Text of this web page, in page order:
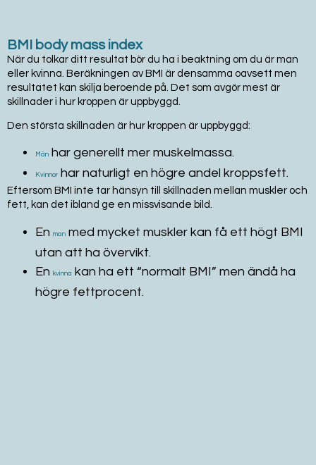
BMI body mass index
När du tolkar ditt resultat bör du ha i beaktning om du är man
eller kvinna. Beräkningen av BMI är densamma oavsett men
resultatet kan skilja beroende på. Det som avgör mest är
skillnader i hur kroppen är uppbyggd.
Den största skillnaden är hur kroppen är uppbyggd:
Män har generellt mer muskelmassa.
Kvinnor har naturligt en högre andel kroppsfett.
Eftersom BMI inte tar hänsyn till skillnaden mellan muskler och
fett, kan det ibland ge en missvisande bild.
En man med mycket muskler kan få ett högt BMI
utan att ha övervikt.
En kvinna kan ha ett “normalt BMI” men ändå ha
högre fettprocent.